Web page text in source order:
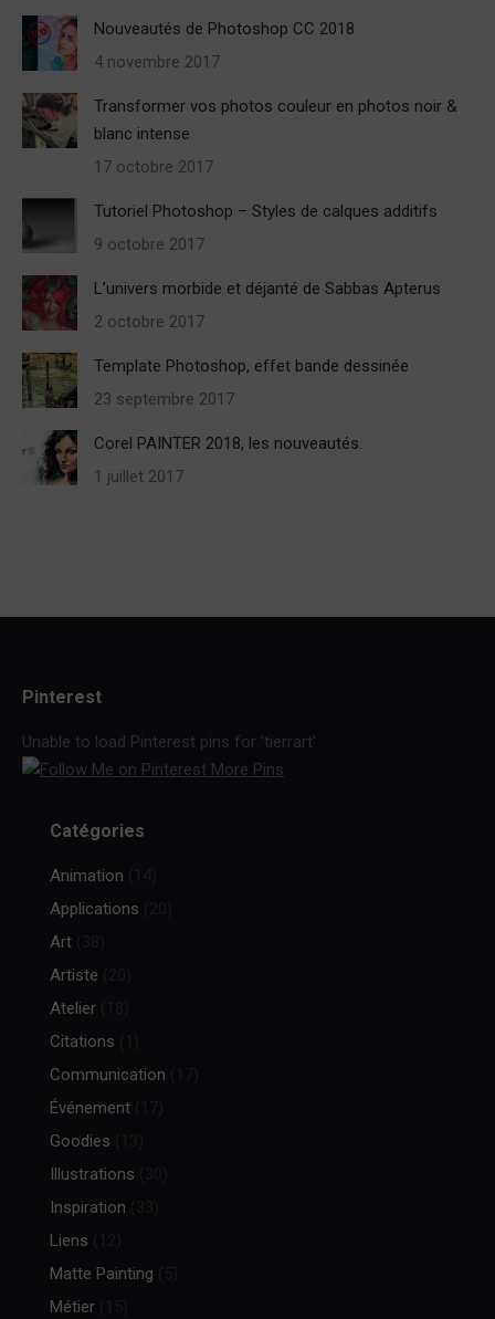
Nouveautés de Photoshop CC 2018
4 novembre 2017
Transformer vos photos couleur en photos noir &
blanc intense
17 octobre 2017
Tutoriel Photoshop – Styles de calques additifs
9 octobre 2017
L’univers morbide et déjanté de Sabbas Apterus
2 octobre 2017
Template Photoshop, effet bande dessinée
23 septembre 2017
Corel PAINTER 2018, les nouveautés.
1 juillet 2017
Pinterest
Unable to load Pinterest pins for 'tierrart'
More Pins
Catégories
Animation
Applications
Art
Artiste
Atelier
Citations
Communication
Événement
Goodies
Illustrations
Inspiration
Liens
Matte Painting
Métier